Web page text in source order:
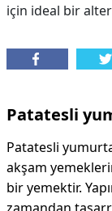
DİPLİNER
için ideal bir
Patatesli
Patatesli
akşam
bir yemektir.